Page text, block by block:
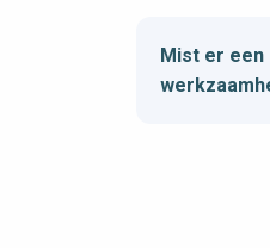
Mist er